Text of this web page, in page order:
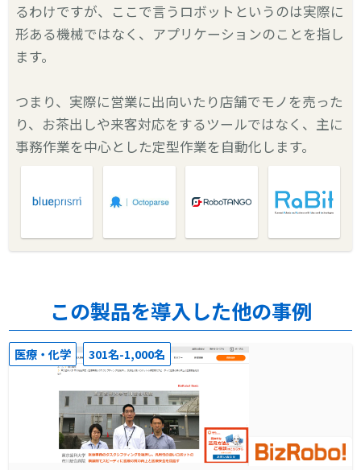
るわけですが、ここで言うロボットというのは実際に
形ある機械ではなく、アプリケーションのことを指し
ます。
つまり、実際に営業に出向いたり店舗でモノを売った
り、お茶出しや来客対応をするツールではなく、主に
事務作業を中心とした定型作業を自動化します。
この製品を導入した他の事例
医療・化学 301名-1,000名